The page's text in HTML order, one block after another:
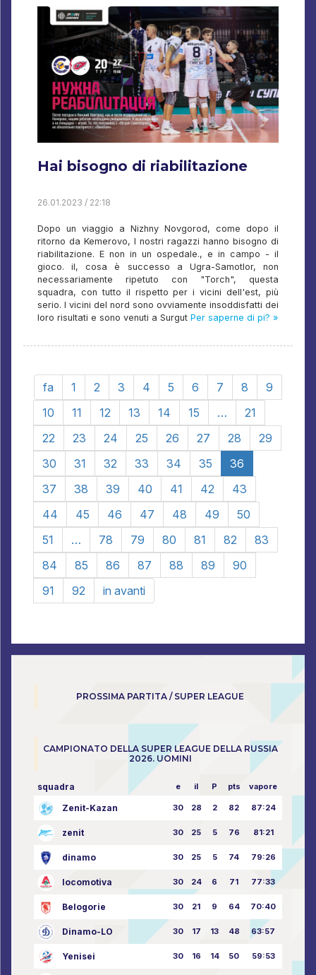
Hai bisogno di riabilitazione
26.01.2023 / 22:18
Dopo un viaggio a Nizhny Novgorod, come dopo il
ritorno da Kemerovo, I nostri ragazzi hanno bisogno di
riabilitazione. E non in un ospedale., e in campo - il
gioco. il, cosa è successo a Ugra-Samotlor, non
necessariamente ripetuto con "Torch", questa
squadra, con tutto il rispetto per i vicini dell'est, più
serio. I vicini del nord sono ovviamente insoddisfatti dei
loro risultati e sono venuti a Surgut Per saperne di pi? »
fa 1 2 3 4 5 6 7 8
9
10
11 12 13 14 15 …
21
22
23 24 25 26 27 28
29
30
31 32 33 34 35
36
37
38 39 40 41 42
43
44
45 46 47 48 49
50
51
… 78 79 80 81 82
83
84
85 86 87 88 89
90
91
92 in avanti
PROSSIMA PARTITA / SUPER LEAGUE
CAMPIONATO DELLA SUPER LEAGUE DELLA RUSSIA
2026. UOMINI
squadra e il P pts vapore
Zenit-Kazan 30 28 2 82 87:24
zenit 30 25 5 76 81:21
dinamo 30 25 5 74 79:26
locomotiva 30 24 6 71 77:33
Belogorie 30 21 9 64 70:40
Dinamo-LO 30 17 13 48 63:57
Yenisei 30 16 14 50 59:53